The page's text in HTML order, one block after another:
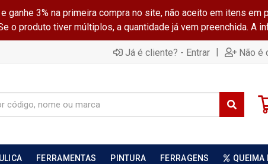
ganhe 3% na primeira compra no site, não aceito em itens
o produto tiver múltiplos, a quantidade já vem preenchida. A
Já é cliente? - Entrar | Não é
FERRAMENTAS PINTURA FERRAGENS QUEIMA